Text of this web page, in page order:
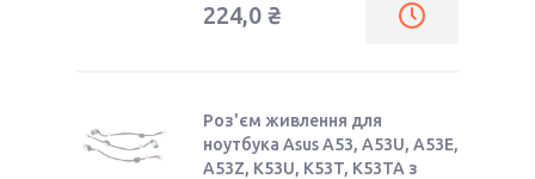
224,0 ₴
Роз'єм живлення для
ноутбука Asus A53, A53U, A53E,
A53Z, K53U, K53T, K53TA з